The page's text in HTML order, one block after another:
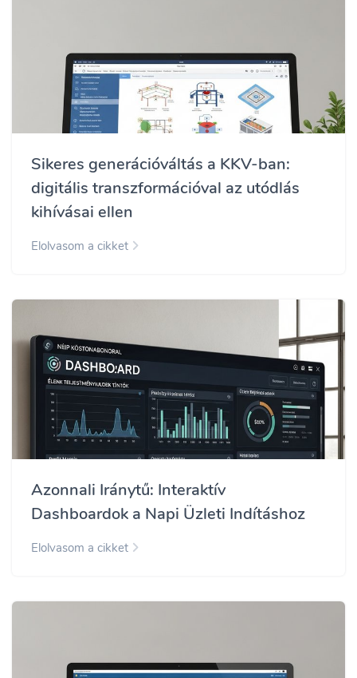
Sikeres generációváltás a KKV-ban:
digitális transzformációval az utódlás
kihívásai ellen
Elolvasom a cikket
Azonnali Iránytű: Interaktív
Dashboardok a Napi Üzleti Indításhoz
Elolvasom a cikket